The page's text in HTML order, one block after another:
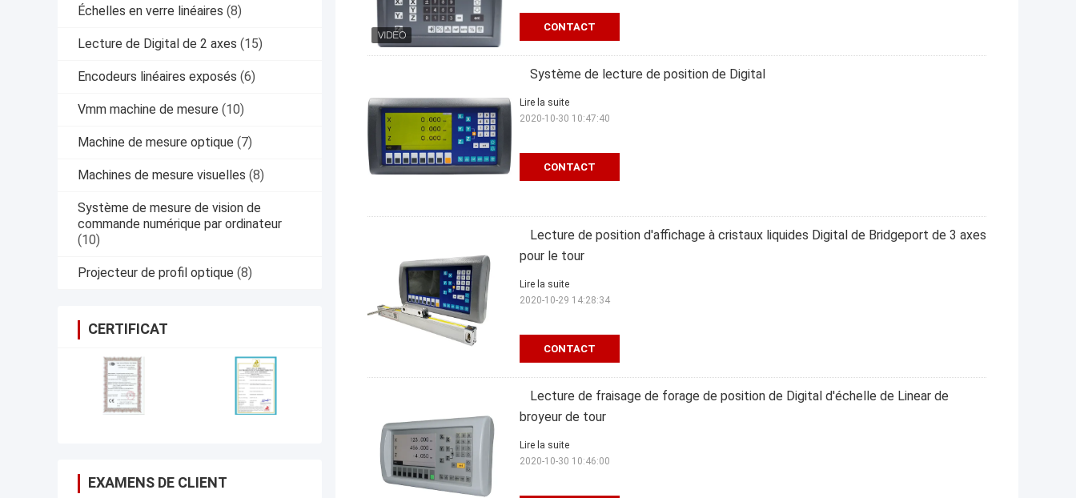
Échelles en verre linéaires (8)
Lecture de Digital de 2 axes (15)
Encodeurs linéaires exposés (6)
Vmm machine de mesure (10)
Machine de mesure optique (7)
Machines de mesure visuelles (8)
Système de mesure de vision de
commande numérique par ordinateur
(10)
Projecteur de profil optique (8)
CERTIFICAT
EXAMENS DE CLIENT
CONTACT
Système de lecture de position de Digital
CONTACT
Lire la suite
2020-10-30 10:47:40
Lecture de position d'affichage à cristaux liquides Digital de Bridgeport de 3 axes
pour le tour
CONTACT
Lire la suite
2020-10-29 14:28:34
Lecture de fraisage de forage de position de Digital d'échelle de Linear de
broyeur de tour
Lire la suite
2020-10-30 10:46:00